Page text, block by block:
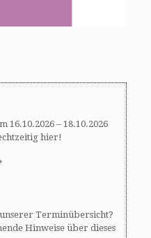
16.10.2026 – 18.10.2026
hier!
Terminübersicht?
Hinweise über dieses